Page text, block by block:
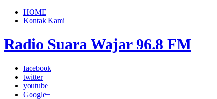
HOME
Kontak Kami
Radio Suara Wajar 96.8 FM
facebook
twitter
youtube
Google+